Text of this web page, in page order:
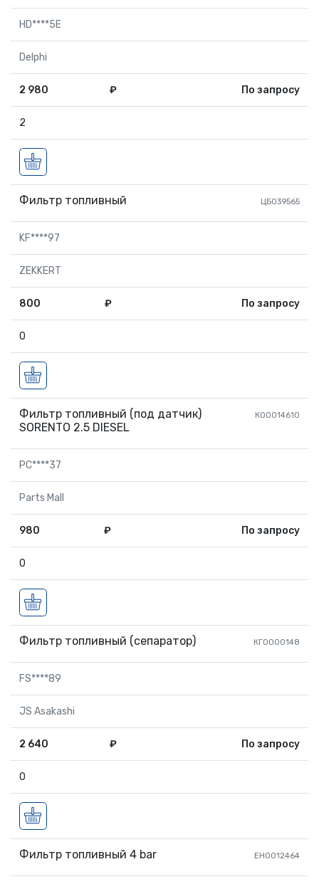
HD****5E
Delphi
2 980 ₽ По запросу
2
Фильтр топливный ЦБ039565
KF****97
ZEKKERT
800 ₽ По запросу
0
Фильтр топливный (под датчик)
SORENTO 2.5 DIESEL
К00014610
PC****37
Parts Mall
980 ₽ По запросу
0
Фильтр топливный (сепаратор) КГ0000148
FS****89
JS Asakashi
2 640 ₽ По запросу
0
Фильтр топливный 4 bar EН0012464